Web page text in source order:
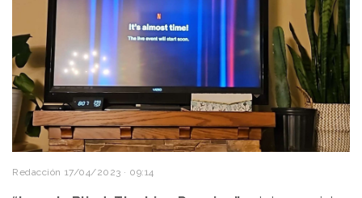
Redacción 17/04/2023 · 09:14